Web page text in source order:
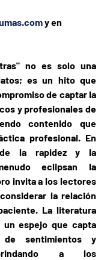
y en
no es solo una
es un hito que
de captar la
y profesionales de
contenido que
profesional. En
la rapidez y la
eclipsan la
invita a los lectores
la relación
La literatura
un espejo que capta
de sentimientos y
a los